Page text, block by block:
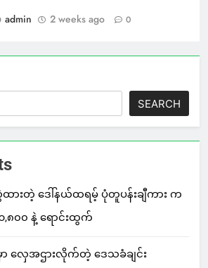
admin 2 weeks ago 0
SEARCH
းဆွဲထားတဲ့ ဒေါ်နယ်ထရမ့် ပုံတူပန်းချီကား က
၁,၈၀၀ နဲ့ ရောင်းထွက်
လှေအဌားလိုက်တဲ့ ဒေသခံချင်း